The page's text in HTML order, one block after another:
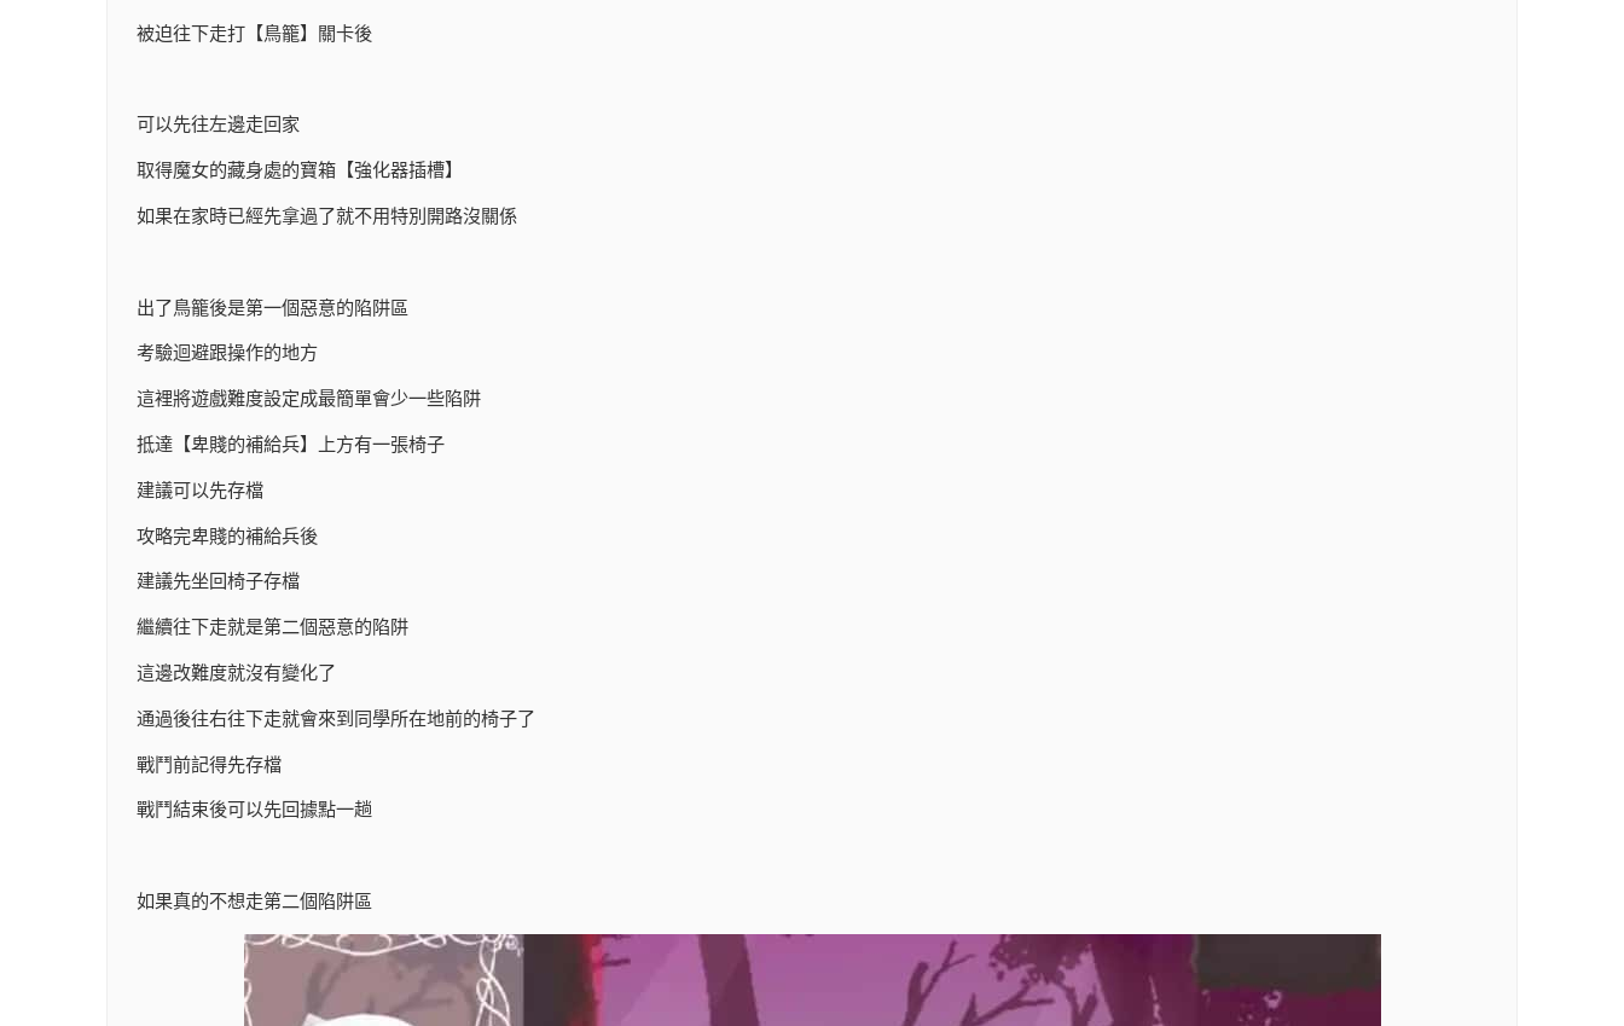
被迫往下走打【鳥籠】關卡後
可以先往左邊走回家
取得魔女的藏身處的寶箱【強化器插槽】
如果在家時已經先拿過了就不用特別開路沒關係
出了鳥籠後是第一個惡意的陷阱區
考驗迴避跟操作的地方
這裡將遊戲難度設定成最簡單會少一些陷阱
抵達【卑賤的補給兵】上方有一張椅子
建議可以先存檔
攻略完卑賤的補給兵後
建議先坐回椅子存檔
繼續往下走就是第二個惡意的陷阱
這邊改難度就沒有變化了
通過後往右往下走就會來到同學所在地前的椅子了
戰鬥前記得先存檔
戰鬥結束後可以先回據點一趟
如果真的不想走第二個陷阱區